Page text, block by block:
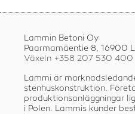
Lammin Betoni Oy
Paarmamäentie 8, 16900
Växeln +358 207 530 400
Lammi är
stenhuskonstruktion.
produktionsanläggningar
i Polen. Lammis kunder